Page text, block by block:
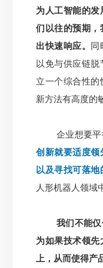
为人工智能的
们以往的预期，
出快速响应。 同
以免与供应链
立一个综合性的
新方法有高度的
企业想要平
创新就要适度领
以及寻找可落地
人形机器人领域
我们不能仅仅
为如果技术领
上，从而使得产